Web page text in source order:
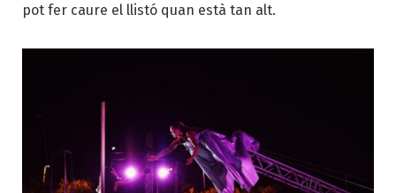
pot fer caure el llistó quan està tan alt.